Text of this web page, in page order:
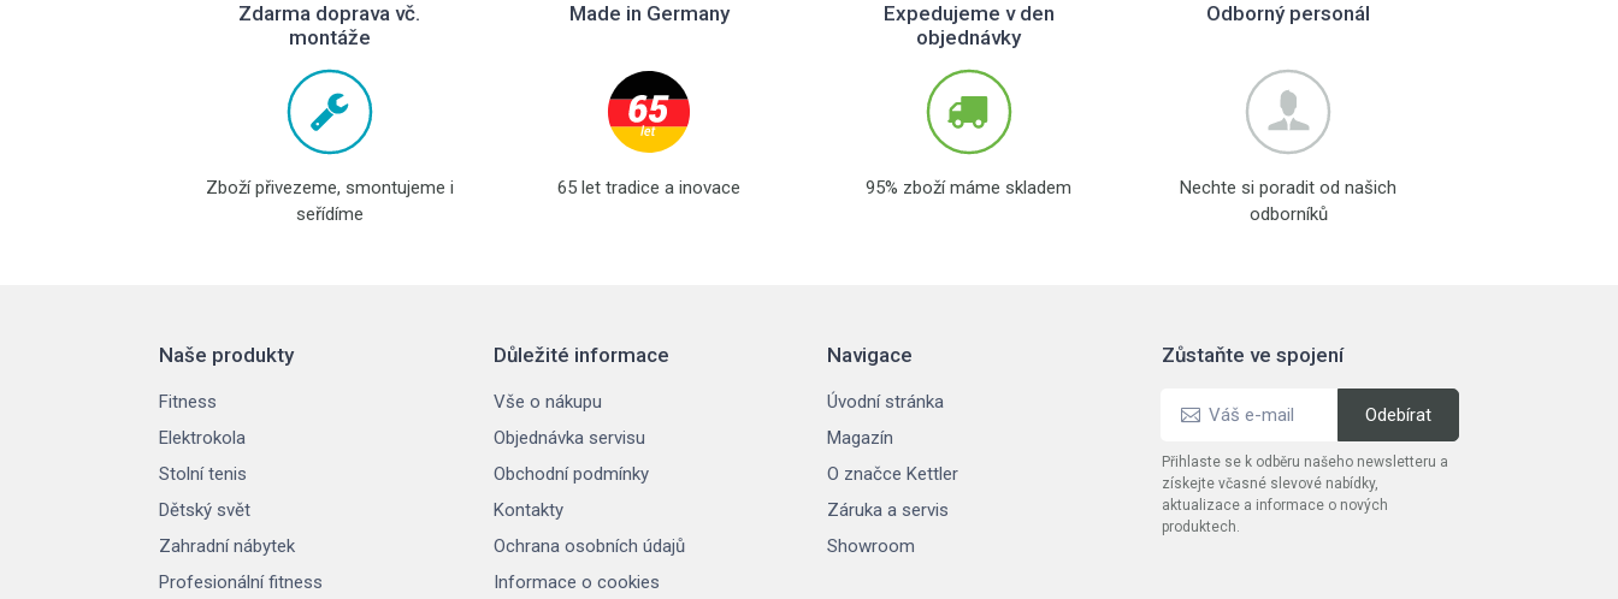
Zdarma doprava vč.
montáže
Zboží přivezeme, smontujeme i
seřídíme
Made in Germany
65 let tradice a inovace
Expedujeme v den
objednávky
95% zboží máme skladem
Odborný personál
Nechte si poradit od našich
odborníků
Naše produkty
Fitness
Elektrokola
Stolní tenis
Dětský svět
Zahradní nábytek
Profesionální fitness
Důležité informace
Vše o nákupu
Objednávka servisu
Obchodní podmínky
Kontakty
Ochrana osobních údajů
Informace o cookies
Navigace
Úvodní stránka
Magazín
O značce Kettler
Záruka a servis
Showroom
Zůstaňte ve spojení
Přihlaste se k odběru našeho newsletteru a
získejte včasné slevové nabídky,
aktualizace a informace o nových
produktech.